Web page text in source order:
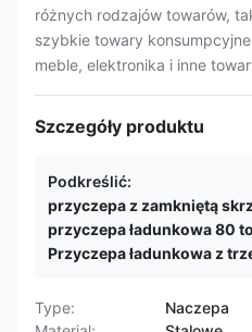
różnych rodzajów towarów,
szybkie towary
meble, elektronika i inne
Szczegóły produktu
Podkreślić:
przyczepa z zamkniętą
przyczepa ładunkowa 80
Przyczepa ładunkowa z
Type:
Naczepa